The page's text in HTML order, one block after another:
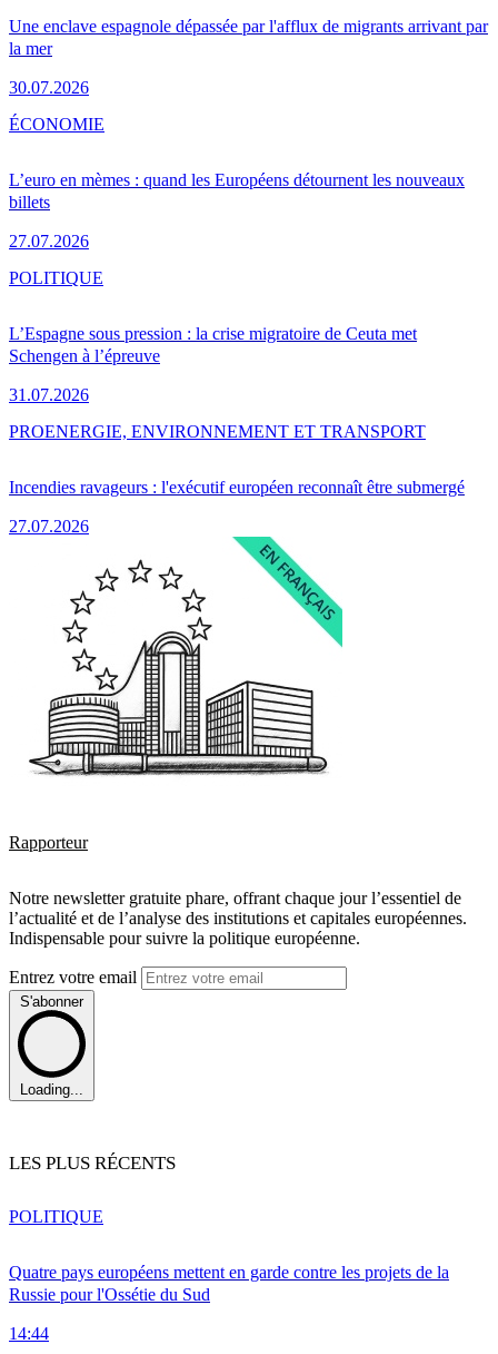
Une enclave espagnole dépassée par l'afflux de migrants arrivant par
la mer
30.07.2026
L’euro en mèmes : quand les Européens détournent les nouveaux
billets
27.07.2026
ÉCONOMIE
L’Espagne sous pression : la crise migratoire de Ceuta met
Schengen à l’épreuve
31.07.2026
POLITIQUE
Incendies ravageurs : l'exécutif européen reconnaît être submergé
27.07.2026
PROENERGIE, ENVIRONNEMENT ET TRANSPORT
Rapporteur
Notre newsletter gratuite phare, offrant chaque jour l’essentiel de
l’actualité et de l’analyse des institutions et capitales européennes.
Indispensable pour suivre la politique européenne.
Entrez votre email
S'abonner
Loading...
LES PLUS RÉCENTS
Quatre pays européens mettent en garde contre les projets de la
Russie pour l'Ossétie du Sud
14:44
POLITIQUE